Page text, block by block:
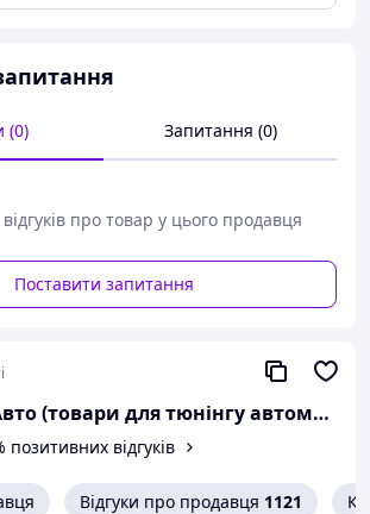
(0) Запитання (0)
про товар у цього продавця
Поставити запитання
СвітАвто (товари для тюнінгу автомобілів ВАЗ)
позитивних відгуків
Відгуки про продавця 1121